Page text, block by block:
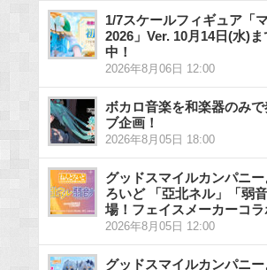
1/7スケールフィギュア「
2026」Ver. 10月14日(水)
中！
2026年8月06日 12:00
ボカロ音楽を和楽器のみ
ブ企画！
2026年8月05日 18:00
グッドスマイルカンパニ
ろいど 「亞北ネル」「弱
場！フェイスメーカーコラ
2026年8月05日 12:00
グッドスマイルカンパニ